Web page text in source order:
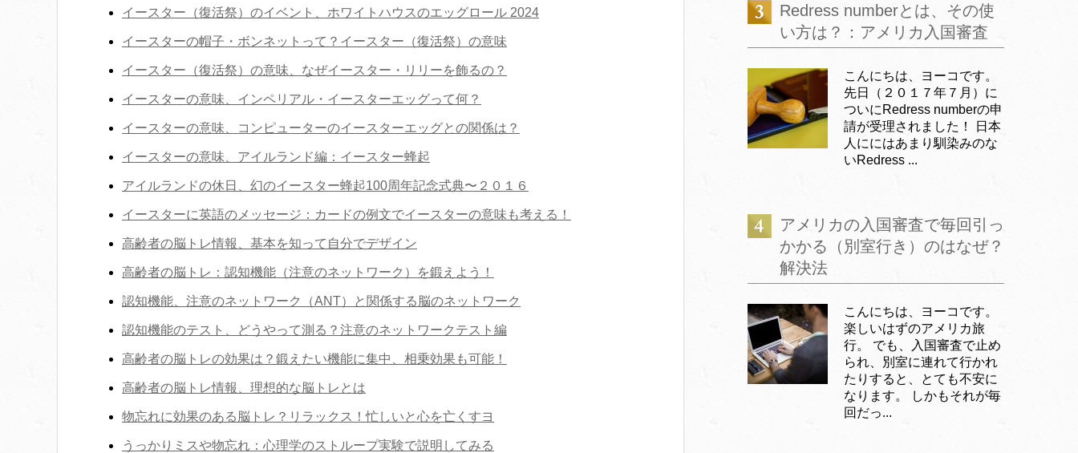
イースター（復活祭）のイベント、ホワイトハウスのエッグロール 2024
イースターの帽子・ボンネットって？イースター（復活祭）の意味
イースター（復活祭）の意味、なぜイースター・リリーを飾るの？
イースターの意味、インペリアル・イースターエッグって何？
イースターの意味、コンピューターのイースターエッグとの関係は？
イースターの意味、アイルランド編：イースター蜂起
アイルランドの休日、幻のイースター蜂起100周年記念式典〜２０１６
イースターに英語のメッセージ：カードの例文でイースターの意味も考える！
高齢者の脳トレ情報、基本を知って自分でデザイン
高齢者の脳トレ：認知機能（注意のネットワーク）を鍛えよう！
認知機能、注意のネットワーク（ANT）と関係する脳のネットワーク
認知機能のテスト、どうやって測る？注意のネットワークテスト編
高齢者の脳トレの効果は？鍛えたい機能に集中、相乗効果も可能！
高齢者の脳トレ情報、理想的な脳トレとは
物忘れに効果のある脳トレ？リラックス！忙しいと心を亡くすヨ
うっかりミスや物忘れ：心理学のストループ実験で説明してみる
Redress numberとは、その使
い方は？：アメリカ入国審査
こんにちは、ヨーコです。
先日（２０１７年７月）に
ついにRedress numberの申
請が受理されました！ 日本
人ににはあまり馴染みのな
いRedress ...
アメリカの入国審査で毎回引っ
かかる（別室行き）のはなぜ？
解決法
こんにちは、ヨーコです。
楽しいはずのアメリカ旅
行。 でも、入国審査で止め
られ、別室に連れて行かれ
たりすると、とても不安に
なります。 しかもそれが毎
回だっ...